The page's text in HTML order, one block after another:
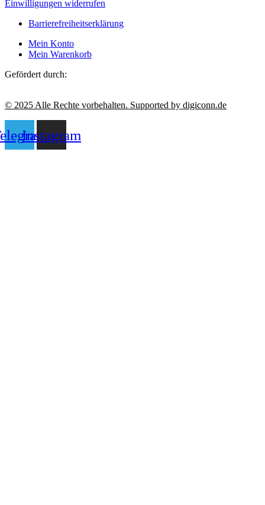
Einwilligungen widerrufen
Barrierefreiheitserklärung
Mein Konto
Mein Warenkorb
Gefördert durch:
© 2025 Alle Rechte vorbehalten. Supported by digiconn.de
Instagram